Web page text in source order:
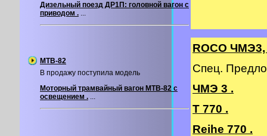
Дизельный поезд ДР1П: головной вагон с
приводом . ...
МТВ-82
В продажу поступила модель
Моторный трамвайный вагон МТВ-82 с
освещением . ...
ROCO ЧМЭ3,
Спец.
ЧМЭ 3 .
T 770 .
Reihe 770 .